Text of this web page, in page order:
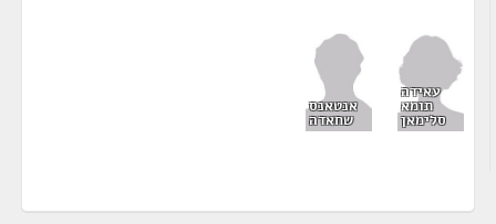
עאידה
תומא
סלימאן
אנטאנס
שחאדה